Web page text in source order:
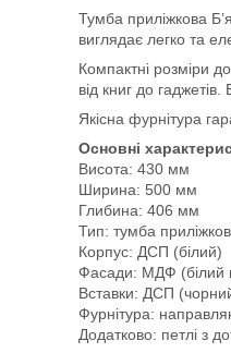
Тумба приліжкова
виглядає легко та
Компактні розміри
від книг до
Якісна фурнітура
Основні
Висота: 430 мм
Ширина: 500 мм
Глибина: 406 мм
Тип: тумба
Корпус: ДСП (білий)
Фасади: МДФ (білий
Вставки: ДСП
Фурнітура:
Додатково: петлі з